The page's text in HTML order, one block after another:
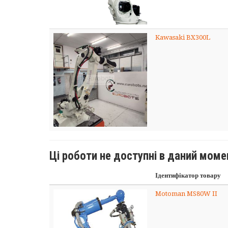
Kawasaki BX300L
Ці роботи не доступні в даний
Ідентифікатор товару
Motoman MS80W II